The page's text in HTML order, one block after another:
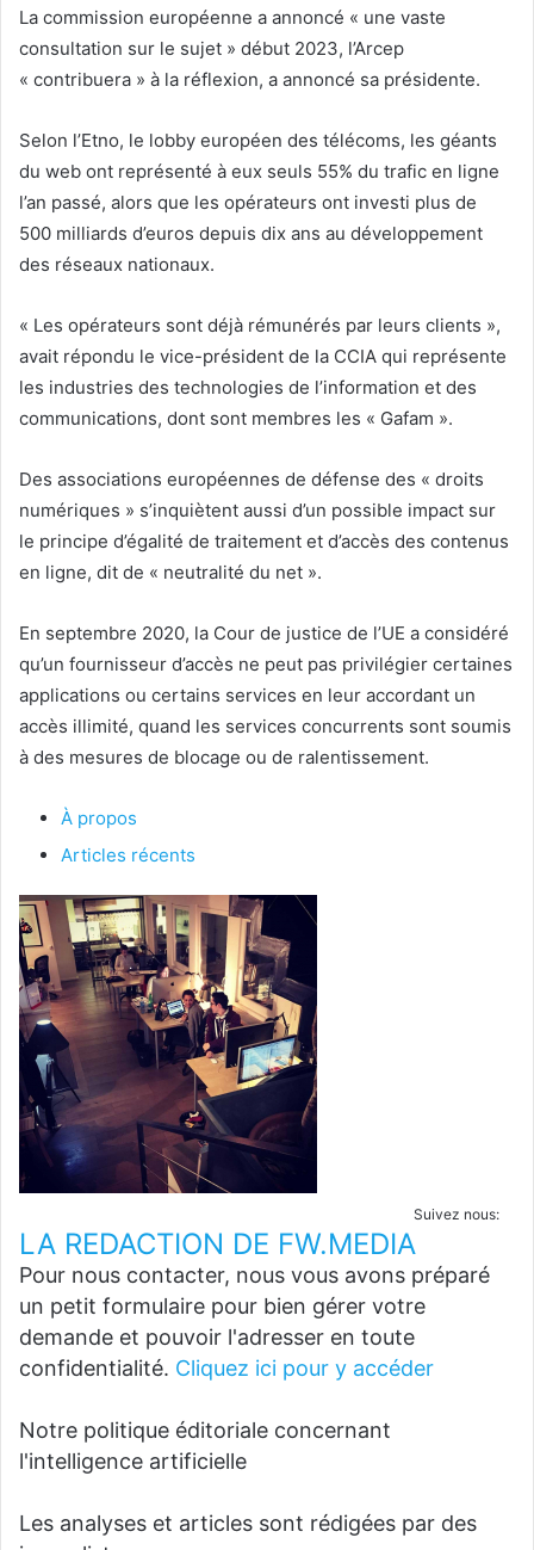
La commission européenne a annoncé « une vaste
consultation sur le sujet » début 2023, l’Arcep
« contribuera » à la réflexion, a annoncé sa présidente.
Selon l’Etno, le lobby européen des télécoms, les géants
du web ont représenté à eux seuls 55% du trafic en ligne
l’an passé, alors que les opérateurs ont investi plus de
500 milliards d’euros depuis dix ans au développement
des réseaux nationaux.
« Les opérateurs sont déjà rémunérés par leurs clients »,
avait répondu le vice-président de la CCIA qui représente
les industries des technologies de l’information et des
communications, dont sont membres les « Gafam ».
Des associations européennes de défense des « droits
numériques » s’inquiètent aussi d’un possible impact sur
le principe d’égalité de traitement et d’accès des contenus
en ligne, dit de « neutralité du net ».
En septembre 2020, la Cour de justice de l’UE a considéré
qu’un fournisseur d’accès ne peut pas privilégier certaines
applications ou certains services en leur accordant un
accès illimité, quand les services concurrents sont soumis
à des mesures de blocage ou de ralentissement.
À propos
Articles récents
Suivez nous:
LA REDACTION DE FW.MEDIA
Pour nous contacter, nous vous avons préparé
un petit formulaire pour bien gérer votre
demande et pouvoir l'adresser en toute
confidentialité. Cliquez ici pour y accéder
Notre politique éditoriale concernant
l'intelligence artificielle
Les analyses et articles sont rédigées par des